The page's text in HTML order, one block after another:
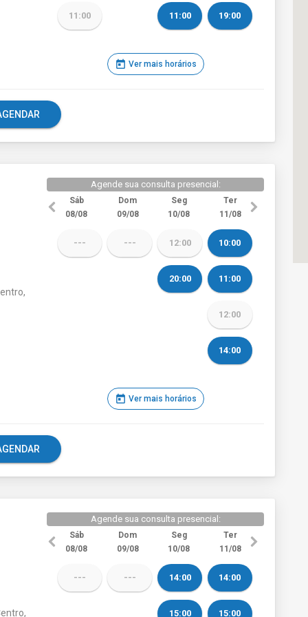
11:00 11:00 19:00
today Ver mais horários
Agende sua consulta presencial:
Sáb
08/08
Dom
09/08
Seg
10/08
Ter
11/08
--- --- 12:00
20:00
10:00
11:00
12:00
14:00
today Ver mais horários
Agende sua consulta presencial:
Sáb
08/08
Dom
09/08
Seg
10/08
Ter
11/08
--- --- 14:00
15:00
14:00
15:00